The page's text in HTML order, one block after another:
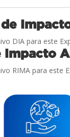
DIA para este
Impacto
RIMA para este